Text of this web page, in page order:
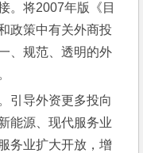
。将2007年版《目
政策中有关外商投
、规范、透明的外
引导外资更多投向
能源、现代服务业
务业扩大开放，增